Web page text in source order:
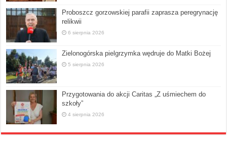
Proboszcz gorzowskiej parafii zaprasza peregrynację
relikwii
6 sierpnia 2026
Zielonogórska pielgrzymka wędruje do Matki Bożej
5 sierpnia 2026
Przygotowania do akcji Caritas „Z uśmiechem do
szkoły”
4 sierpnia 2026